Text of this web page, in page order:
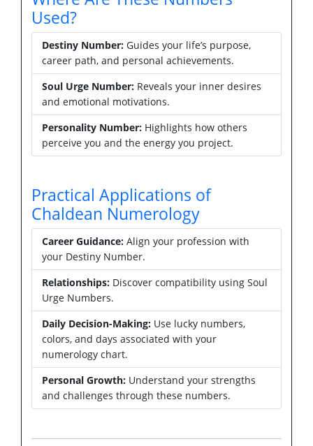
Used?
Destiny Number: Guides your life’s purpose,
career path, and personal achievements.
Soul Urge Number: Reveals your inner desires
and emotional motivations.
Personality Number: Highlights how others
perceive you and the energy you project.
Practical Applications of
Chaldean Numerology
Career Guidance: Align your profession with
your Destiny Number.
Relationships: Discover compatibility using Soul
Urge Numbers.
Daily Decision-Making: Use lucky numbers,
colors, and days associated with your
numerology chart.
Personal Growth: Understand your strengths
and challenges through these numbers.